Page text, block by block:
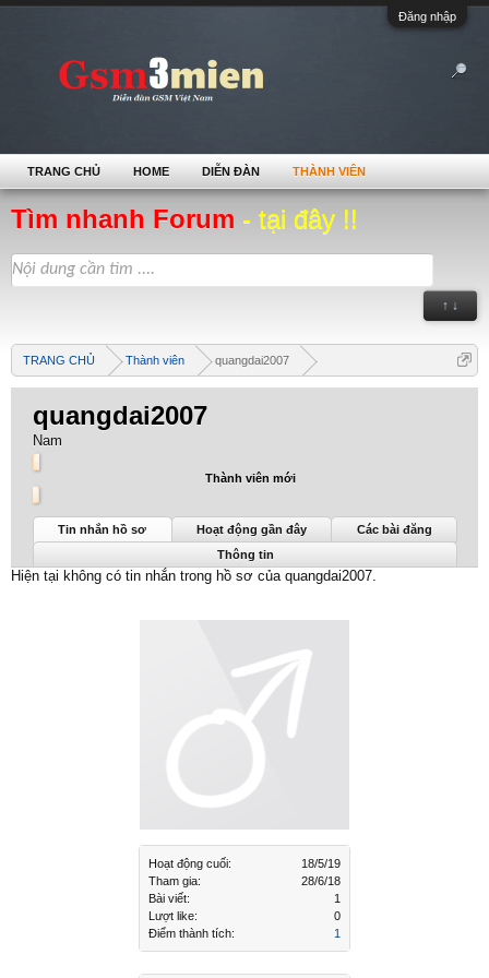
Đăng nhập
Tìm nhanh Forum - tại đây !!
↑ ↓
TRANG CHỦ Thành viên quangdai2007
Hoạt động cuối:
18/5/19
Tham gia:
28/6/18
Bài viết:
1
Lượt like:
0
Điểm thành tích:
1
quangdai2007
Nam
Thành viên mới
quangdai2007 được nhìn thấy lần cuối: 18/5/19
Tin nhắn hồ sơ Hoạt động gần đây
Các bài đăng
Thông tin
Hiện tại không có tin nhắn trong hồ sơ của quangdai2007.
TRANG CHỦ HOME DIỄN ĐÀN THÀNH VIÊN